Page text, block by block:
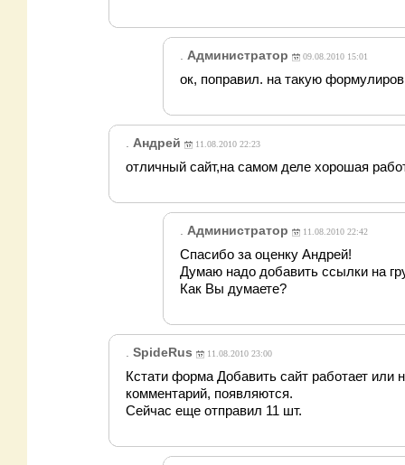
Администратор 09.08.2010 15:01
ок, поправил. на такую
Андрей 11.08.2010 22:23
отличный сайт,на самом деле хорошая
Администратор 11.08.2010 22:42
Спасибо за оценку Андрей!
Думаю надо добавить ссылки на
Как Вы думаете?
SpideRus 11.08.2010 23:00
Кстати форма Добавить сайт работает или
комментарий, появляются.
Сейчас еще отправил 11 шт.